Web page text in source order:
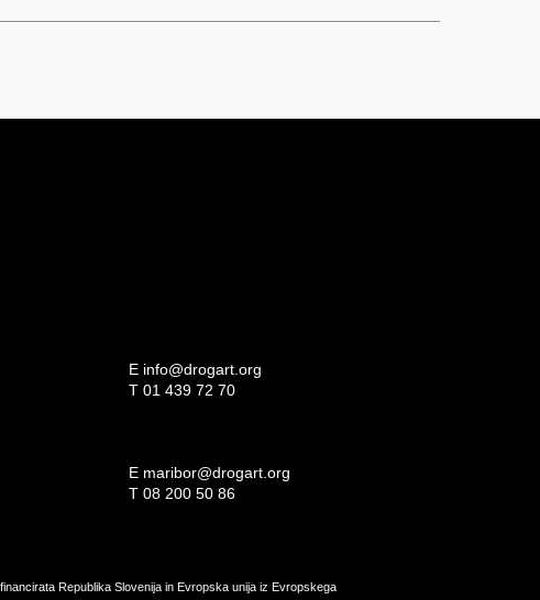
E info@drogart.org
T 01 439 72 70
E maribor@drogart.org
T 08 200 50 86
Republika Slovenija in Evropska unija iz Evropskega